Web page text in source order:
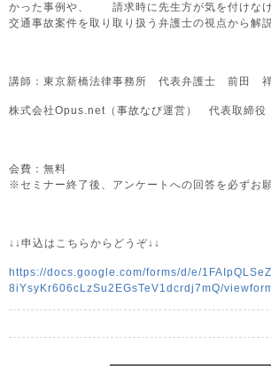
かった事例や、 請求時に先生方が気を付けなけ
交通事故案件を取り取り扱う弁護士の視点から解
講師：東京新橋法律事務所 代表弁護士 前田
株式会社Opus.net（事故なび運営） 代表取締
会費：無料
※セミナー終了後、アンケートへの回答を必ずお
↓↓申込はこちらからどうぞ↓↓
https://docs.google.com/forms/d/e/
8iYsyKr606cLzSu2EGsTeV1dcrdj7mQ/